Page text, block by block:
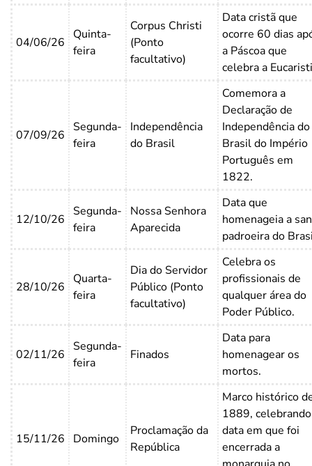
04/06/26
Quinta-
feira
Corpus Christi
(Ponto
facultativo)
Data cristã que
ocorre 60 dias
a Páscoa que
celebra a
07/09/26
Segunda-
feira
Independência
do Brasil
Comemora a
Declaração de
Independência do
Brasil do Império
Português em
1822.
12/10/26
Segunda-
feira
Nossa Senhora
Aparecida
Data que
homenageia a
padroeira do
28/10/26
Quarta-
feira
Dia do Servidor
Público (Ponto
facultativo)
Celebra os
profissionais de
qualquer área do
Poder Público.
02/11/26
Segunda-
feira
Finados
Data para
homenagear os
mortos.
15/11/26 Domingo
Proclamação da
República
Marco histórico
1889,
data em que foi
encerrada a